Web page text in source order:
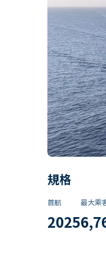
規格
首航
2025
最大乘